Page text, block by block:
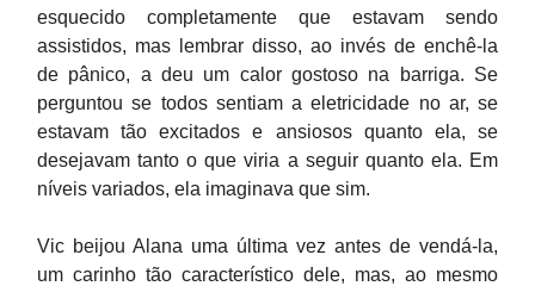
esquecido completamente que estavam sendo
assistidos, mas lembrar disso, ao invés de enchê-la
de pânico, a deu um calor gostoso na barriga. Se
perguntou se todos sentiam a eletricidade no ar, se
estavam tão excitados e ansiosos quanto ela, se
desejavam tanto o que viria a seguir quanto ela. Em
níveis variados, ela imaginava que sim.
Vic beijou Alana uma última vez antes de vendá-la,
um carinho tão característico dele, mas, ao mesmo